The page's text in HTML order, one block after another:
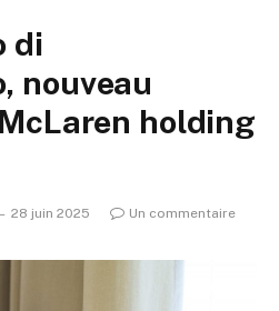
di
nouveau
holding
28 juin 2025 Un commentaire